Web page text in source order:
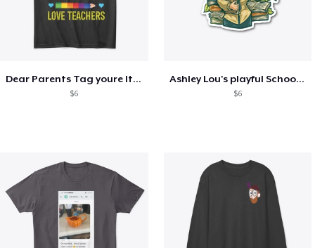
Dear Parents Tag youre It Love Teachers
$6
Ashley Lou's playful School🏠 Collection
$6